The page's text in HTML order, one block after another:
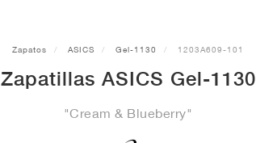
Zapatos ASICS Gel-1130 1203A609-101
Zapatillas ASICS Gel-1130
"Cream & Blueberry"